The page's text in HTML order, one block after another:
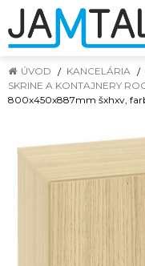
ÚVOD KANCELÁRIA
SKRINE A KONTAJNERY
800x450x887mm šxhxv,